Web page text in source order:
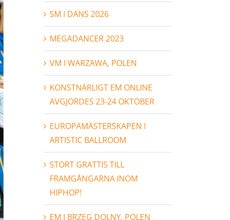
SM I DANS 2026
MEGADANCER 2023
VM I WARZAWA, POLEN
KONSTNÄRLIGT EM ONLINE
AVGJORDES 23-24 OKTOBER
EUROPAMÄSTERSKAPEN I
ARTISTIC BALLROOM
STORT GRATTIS TILL
FRAMGÅNGARNA INOM
HIPHOP!
EM I BRZEG DOLNY, POLEN